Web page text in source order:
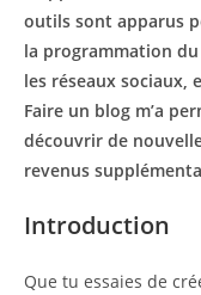
outils sont apparus
la programmation
les réseaux sociaux,
Faire un blog m’a
découvrir de
revenus
Introduction
Que tu essaies de